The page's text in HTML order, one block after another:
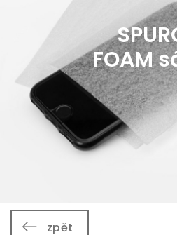
FOAM
zpět